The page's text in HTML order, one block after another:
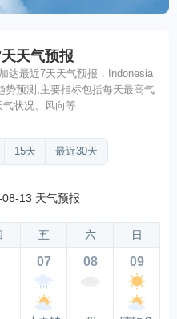
天气预报
达最近7天天气预报，Indonesia
势预测,主要指标包括每天最高气
状况、风向等
15天 最近30天
13 天气预报
五 六 日
07 08 09